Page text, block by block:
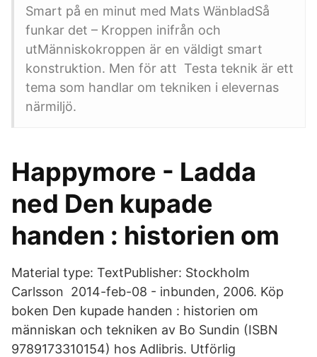
Smart på en minut med Mats WänbladSå
funkar det – Kroppen inifrån och
utMänniskokroppen är en väldigt smart
konstruktion. Men för att Testa teknik är ett
tema som handlar om tekniken i elevernas
närmiljö.
Happymore - Ladda
ned Den kupade
handen : historien om
Material type: TextPublisher: Stockholm
Carlsson 2014-feb-08 - inbunden, 2006. Köp
boken Den kupade handen : historien om
människan och tekniken av Bo Sundin (ISBN
9789173310154) hos Adlibris. Utförlig